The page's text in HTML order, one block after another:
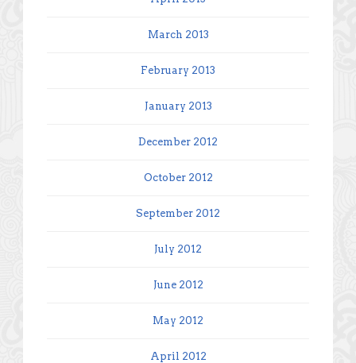
March 2013
February 2013
January 2013
December 2012
October 2012
September 2012
July 2012
June 2012
May 2012
April 2012